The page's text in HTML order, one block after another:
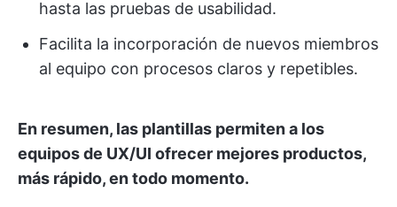
hasta las pruebas de usabilidad.
Facilita la incorporación de nuevos miembros
al equipo con procesos claros y repetibles.
En resumen, las plantillas permiten a los
equipos de UX/UI ofrecer mejores productos,
más rápido, en todo momento.